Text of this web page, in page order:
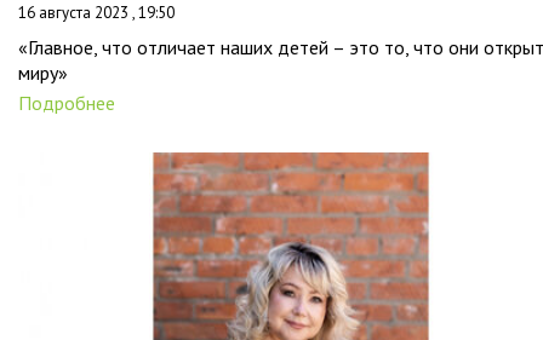
16 августа 2023 , 19:50
«Главное, что отличает наших детей – это то, что они
миру»
Подробнее